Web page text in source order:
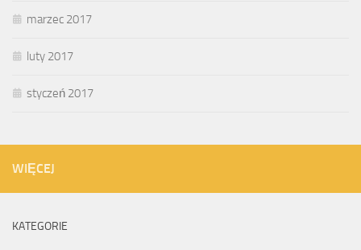
marzec 2017
luty 2017
styczeń 2017
WIĘCEJ
KATEGORIE